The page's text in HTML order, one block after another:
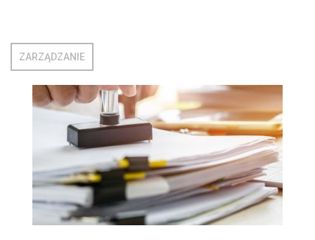
ZARZĄDZANIE